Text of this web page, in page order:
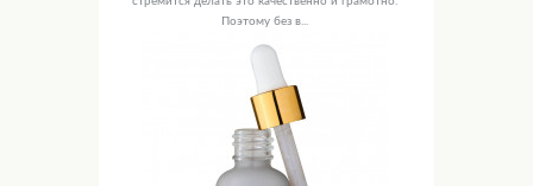
Поэтому без в...